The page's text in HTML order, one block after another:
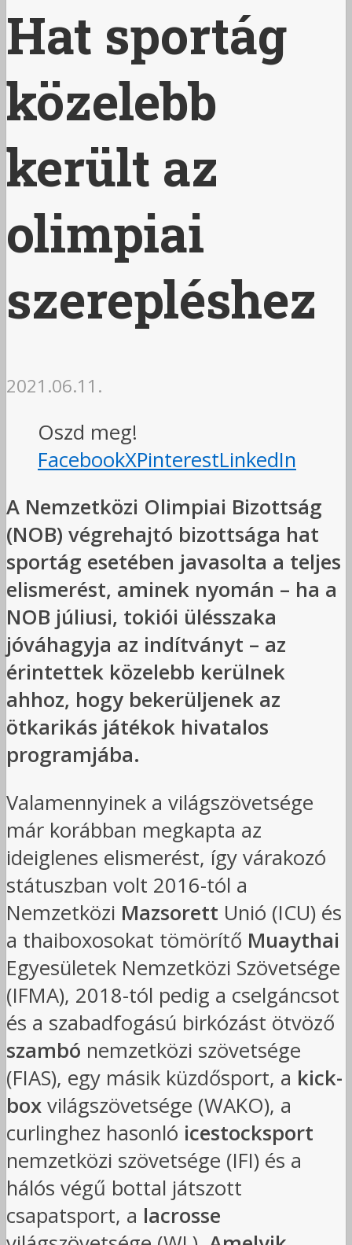
Hat sportág
közelebb
került az
olimpiai
szerepléshez
2021.06.11.
Oszd meg!
FacebookXPinterestLinkedIn
A Nemzetközi Olimpiai Bizottság
(NOB) végrehajtó bizottsága hat
sportág esetében javasolta a teljes
elismerést, aminek nyomán – ha a
NOB júliusi, tokiói ülésszaka
jóváhagyja az indítványt – az
érintettek közelebb kerülnek
ahhoz, hogy bekerüljenek az
ötkarikás játékok hivatalos
programjába.
Valamennyinek a világszövetsége
már korábban megkapta az
ideiglenes elismerést, így várakozó
státuszban volt 2016-tól a
Nemzetközi Mazsorett Unió (ICU) és
a thaiboxosokat tömörítő Muaythai
Egyesületek Nemzetközi Szövetsége
(IFMA), 2018-tól pedig a cselgáncsot
és a szabadfogású birkózást ötvöző
szambó nemzetközi szövetsége
(FIAS), egy másik küzdősport, a kick-
box világszövetsége (WAKO), a
curlinghez hasonló icestocksport
nemzetközi szövetsége (IFI) és a
hálós végű bottal játszott
csapatsport, a lacrosse